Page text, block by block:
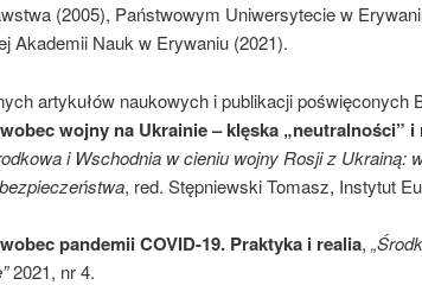
(2005), Państwowym Uniwersytecie w
Akademii Nauk w Erywaniu (2021).
artykułów naukowych i publikacji poświęconych
wojny na Ukrainie – klęska „neutralności”
i Wschodnia w cieniu wojny Rosji z Ukrainą:
, red. Stępniewski Tomasz, Instytut
pandemii COVID-19. Praktyka i realia,
2021, nr 4.